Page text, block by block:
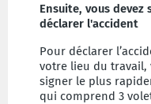
Ensuite, vous devez
déclarer l'accident
Pour déclarer
votre lieu du travail,
signer le plus
qui comprend 3